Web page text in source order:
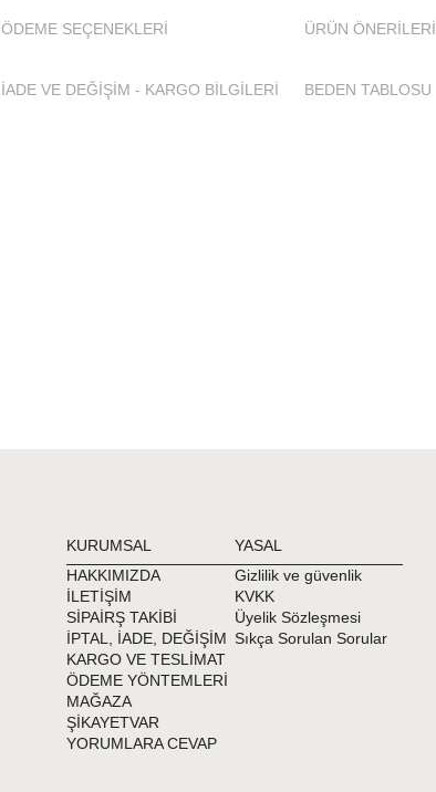
ÖDEME SEÇENEKLERI ÜRÜN ÖNERILERI
İADE VE DEĞİŞİM - KARGO BİLGİLERİ BEDEN TABLOSU
KURUMSAL
HAKKIMIZDA
İLETİŞİM
SİPAİRŞ TAKİBİ
İPTAL, İADE, DEĞİŞİM
KARGO VE TESLİMAT
ÖDEME YÖNTEMLERİ
MAĞAZA
ŞİKAYETVAR
YORUMLARA CEVAP
YASAL
Gizlilik ve güvenlik
KVKK
Üyelik Sözleşmesi
Sıkça Sorulan Sorular